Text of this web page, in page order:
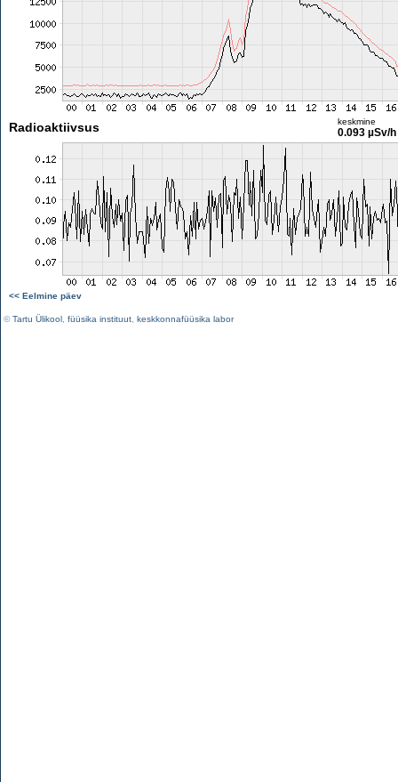
Radioaktiivsus keskmine
0.093 µSv/h
<< Eelmine päev
©Tartu Ülikool füüsika instituut keskkonnafüüsika labor